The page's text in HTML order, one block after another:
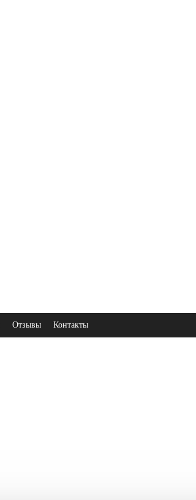
Отзывы Контакты